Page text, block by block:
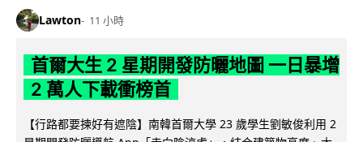
Lawton 11 小時
首爾大生 2 星期開發防曬地圖 一日暴增
2 萬人下載衝榜首
【行路都要揀好有遮陰】南韓首爾大學 23 歲學生劉敏俊利用 2